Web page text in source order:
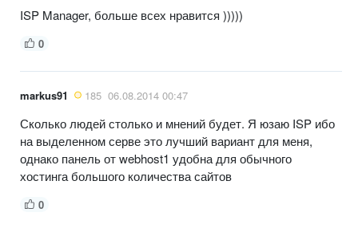
ISP Manager, больше всех нравится )))))
0
markus91 185 06.08.2014 00:47
Сколько людей столько и мнений будет. Я юзаю ISP ибо
на выделенном серве это лучший вариант для меня,
однако панель от webhost1 удобна для обычного
хостинга большого количества сайтов
0